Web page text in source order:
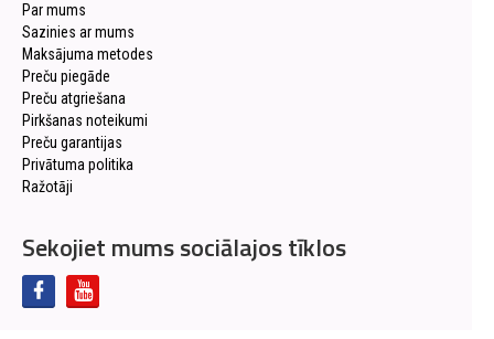
Par mums
Sazinies ar mums
Maksājuma metodes
Preču piegāde
Preču atgriešana
Pirkšanas noteikumi
Preču garantijas
Privātuma politika
Ražotāji
Sekojiet mums sociālajos tīklos